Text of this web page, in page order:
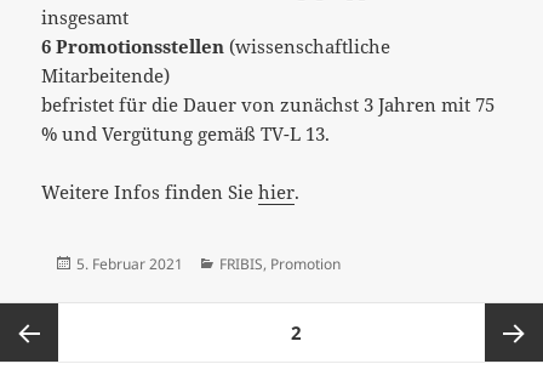
insgesamt
6 Promotionsstellen (wissenschaftliche
Mitarbeitende)
befristet für die Dauer von zunächst 3 Jahren mit 75
% und Vergütung gemäß TV-L 13.
Weitere Infos finden Siehier.
Veröffentlicht
5. Februar 2021 Kategorien
FRIBIS, Promotion
der
SEITE2